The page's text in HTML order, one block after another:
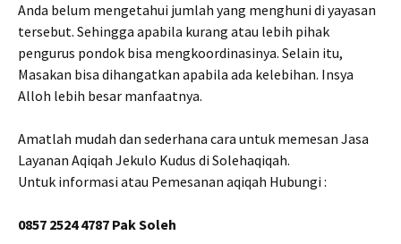
Anda belum mengetahui jumlah yang menghuni di yayasan
tersebut. Sehingga apabila kurang atau lebih pihak
pengurus pondok bisa mengkoordinasinya. Selain itu,
Masakan bisa dihangatkan apabila ada kelebihan. Insya
Alloh lebih besar manfaatnya.
Amatlah mudah dan sederhana cara untuk memesan Jasa
Layanan Aqiqah Jekulo Kudus di Solehaqiqah.
Untuk informasi atau Pemesanan aqiqah Hubungi :
0857 2524 4787 Pak Soleh